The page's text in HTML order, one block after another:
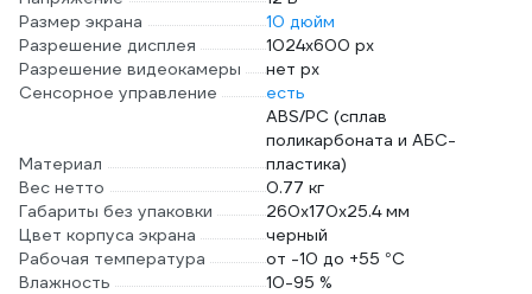
Размер экрана
10 дюйм
Разрешение дисплея
1024х600 px
Разрешение видеокамеры
нет px
Сенсорное управление
есть
Материал
ABS/PC (сплав
поликарбоната и АБС-
пластика)
Вес нетто
0.77 кг
Габариты без упаковки
260х170х25.4 мм
Цвет корпуса экрана
черный
Рабочая температура
от -10 до +55 °С
Влажность
10-95 %